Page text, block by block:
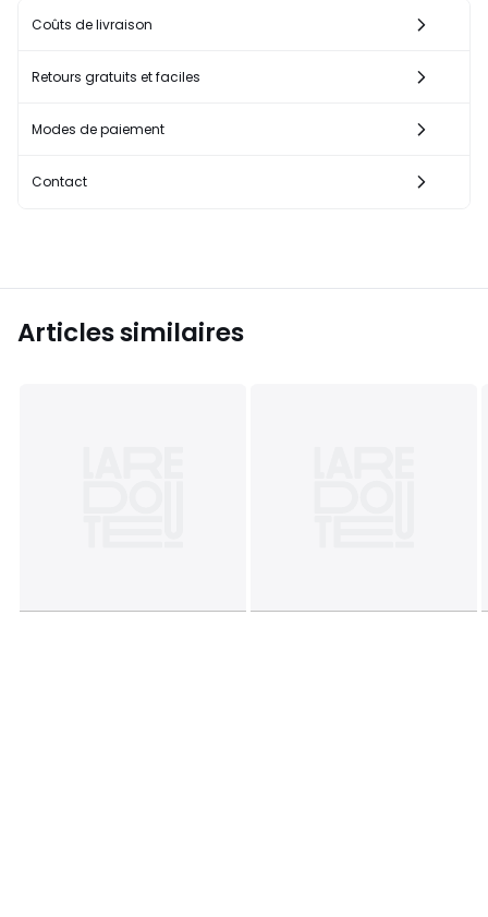
Coûts de livraison
Retours gratuits et faciles
Modes de paiement
Contact
Articles similaires